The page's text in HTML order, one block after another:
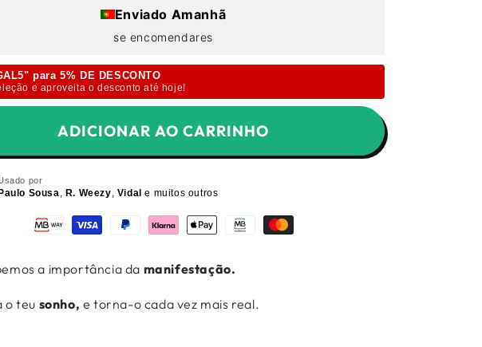
Enviado Amanhã
se encomendares
para 5% DE DESCONTO
e aproveita o desconto até hoje!
ADICIONAR AO CARRINHO
por
Paulo Sousa, R. Weezy, Vidal e muitos outros
a importância da manifestação.
o teu sonho, e torna-o cada vez mais real.